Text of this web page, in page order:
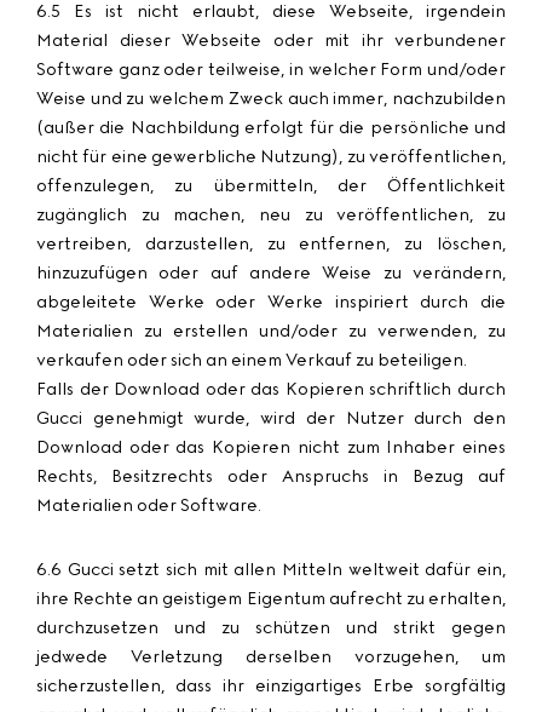
6.5 Es ist nicht erlaubt, diese Webseite, irgendein
Material dieser Webseite oder mit ihr verbundener
Software ganz oder teilweise, in welcher Form und/oder
Weise und zu welchem Zweck auch immer, nachzubilden
(außer die Nachbildung erfolgt für die persönliche und
nicht für eine gewerbliche Nutzung), zu veröffentlichen,
offenzulegen, zu übermitteln, der Öffentlichkeit
zugänglich zu machen, neu zu veröffentlichen, zu
vertreiben, darzustellen, zu entfernen, zu löschen,
hinzuzufügen oder auf andere Weise zu verändern,
abgeleitete Werke oder Werke inspiriert durch die
Materialien zu erstellen und/oder zu verwenden, zu
verkaufen oder sich an einem Verkauf zu beteiligen.
Falls der Download oder das Kopieren schriftlich durch
Gucci genehmigt wurde, wird der Nutzer durch den
Download oder das Kopieren nicht zum Inhaber eines
Rechts, Besitzrechts oder Anspruchs in Bezug auf
Materialien oder Software.
6.6 Gucci setzt sich mit allen Mitteln weltweit dafür ein,
ihre Rechte an geistigem Eigentum aufrecht zu erhalten,
durchzusetzen und zu schützen und strikt gegen
jedwede Verletzung derselben vorzugehen, um
sicherzustellen, dass ihr einzigartiges Erbe sorgfältig